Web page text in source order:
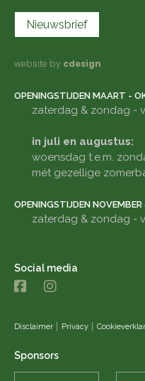
Nieuwsbrief
website by cdesign
OPENINGSTIJDEN MAART -
zaterdag & zondag -
in juli en augustus:
woensdag t.e.m.
mét gezellige
OPENINGSTIJDEN NOVEMBER
zaterdag & zondag -
Social media
Disclaimer Privacy
Sponsors